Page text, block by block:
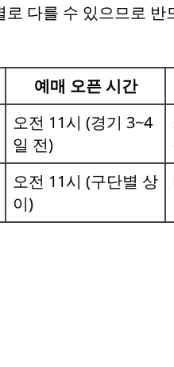
로 다를 수 있으므로
예매 오픈 시간
오전 11시 (경기 3~4
일 전)
오전 11시 (구단별 상
이)